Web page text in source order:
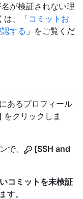
が検証されない理
は、「コミットお
する 」をご覧くだ
あるプロフィール
をクリックしま
で、
[SSH and
コミットを未検証
す。